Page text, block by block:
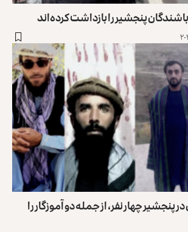
پنجشیر را بازداشت کرده‌اند
پنجشیر چهار نفر، از جمله دو آموزگار را